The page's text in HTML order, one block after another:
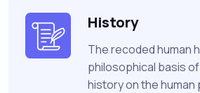
History
The recoded human
philosophical basis
history on the human